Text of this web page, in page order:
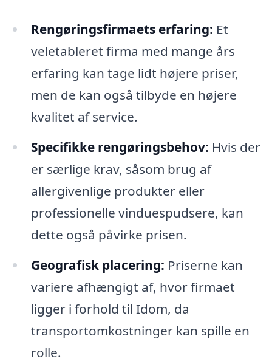
Rengøringsfirmaets erfaring: Et
veletableret firma med mange års
erfaring kan tage lidt højere priser,
men de kan også tilbyde en højere
kvalitet af service.
Specifikke rengøringsbehov: Hvis der
er særlige krav, såsom brug af
allergivenlige produkter eller
professionelle vinduespudsere, kan
dette også påvirke prisen.
Geografisk placering: Priserne kan
variere afhængigt af, hvor firmaet
ligger i forhold til Idom, da
transportomkostninger kan spille en
rolle.